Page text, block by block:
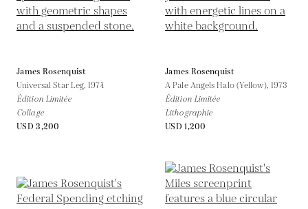
James Rosenquist
Universal Star Leg, 1974
Édition Limitée
Collage
USD 3,200
James Rosenquist
A Pale Angels Halo (Yellow), 1973
Édition Limitée
Lithographie
USD 1,200